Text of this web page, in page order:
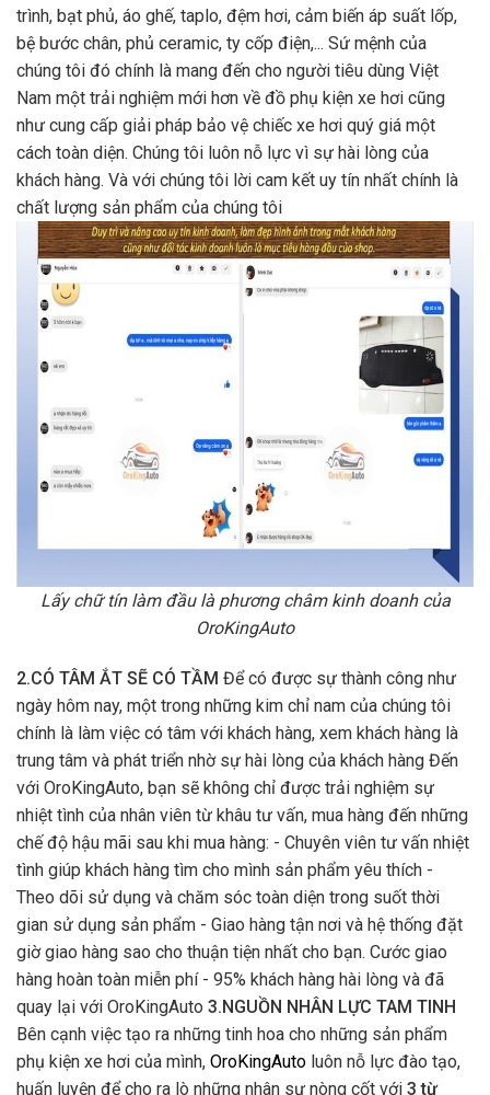
trình, bạt phủ, áo ghế, taplo, đệm hơi, cảm biến áp suất lốp,
bệ bước chân, phủ ceramic, ty cốp điện,... Sứ mệnh của
chúng tôi đó chính là mang đến cho người tiêu dùng Việt
Nam một trải nghiệm mới hơn về đồ phụ kiện xe hơi cũng
như cung cấp giải pháp bảo vệ chiếc xe hơi quý giá một
cách toàn diện. Chúng tôi luôn nỗ lực vì sự hài lòng của
khách hàng. Và với chúng tôi lời cam kết uy tín nhất chính là
chất lượng sản phẩm của chúng tôi
Lấy chữ tín làm đầu là phương châm kinh doanh của
OroKingAuto
2.CÓ TÂM ẮT SẼ CÓ TẦM Để có được sự thành công như
ngày hôm nay, một trong những kim chỉ nam của chúng tôi
chính là làm việc có tâm với khách hàng, xem khách hàng là
trung tâm và phát triển nhờ sự hài lòng của khách hàng Đến
với OroKingAuto, bạn sẽ không chỉ được trải nghiệm sự
nhiệt tình của nhân viên từ khâu tư vấn, mua hàng đến những
chế độ hậu mãi sau khi mua hàng: - Chuyên viên tư vấn nhiệt
tình giúp khách hàng tìm cho mình sản phẩm yêu thích -
Theo dõi sử dụng và chăm sóc toàn diện trong suốt thời
gian sử dụng sản phẩm - Giao hàng tận nơi và hệ thống đặt
giờ giao hàng sao cho thuận tiện nhất cho bạn. Cước giao
hàng hoàn toàn miễn phí - 95% khách hàng hài lòng và đã
quay lại với OroKingAuto 3.NGUỒN NHÂN LỰC TAM TINH
Bên cạnh việc tạo ra những tinh hoa cho những sản phẩm
phụ kiện xe hơi của mình, OroKingAuto luôn nỗ lực đào tạo,
huấn luyện để cho ra lò những nhân sự nòng cốt với 3 từ